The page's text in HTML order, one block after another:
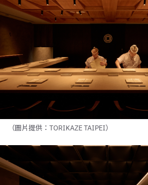
（圖片提供：TORIKAZE TAIPEI）